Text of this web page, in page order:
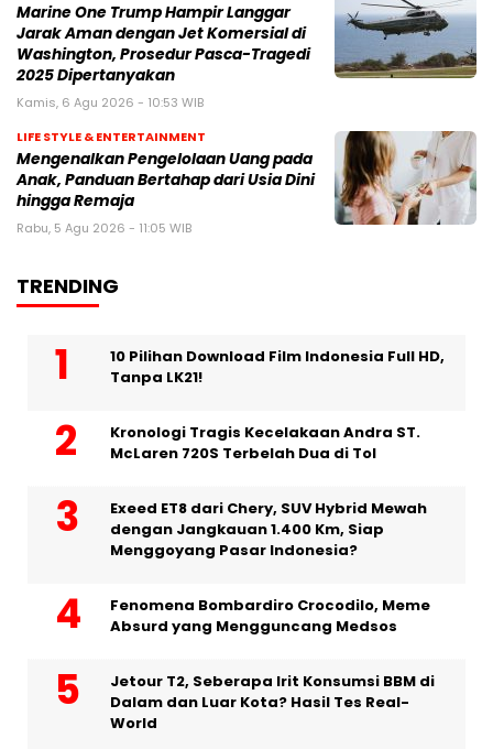
Marine One Trump Hampir Langgar
Jarak Aman dengan Jet Komersial di
Washington, Prosedur Pasca-Tragedi
2025 Dipertanyakan
Kamis, 6 Agu 2026 - 10:53 WIB
LIFE STYLE & ENTERTAINMENT
Mengenalkan Pengelolaan Uang pada
Anak, Panduan Bertahap dari Usia Dini
hingga Remaja
Rabu, 5 Agu 2026 - 11:05 WIB
TRENDING
10 Pilihan Download Film Indonesia Full HD,
Tanpa LK21!
Kronologi Tragis Kecelakaan Andra ST.
McLaren 720S Terbelah Dua di Tol
Exeed ET8 dari Chery, SUV Hybrid Mewah
dengan Jangkauan 1.400 Km, Siap
Menggoyang Pasar Indonesia?
Fenomena Bombardiro Crocodilo, Meme
Absurd yang Mengguncang Medsos
Jetour T2, Seberapa Irit Konsumsi BBM di
Dalam dan Luar Kota? Hasil Tes Real-
World